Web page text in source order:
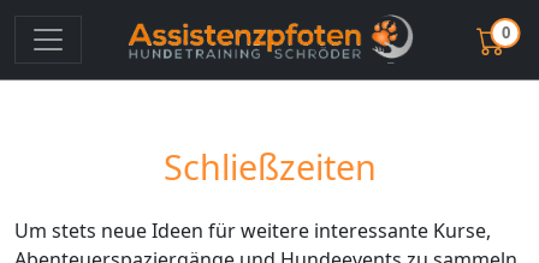
0
Schließzeiten
Um stets neue Ideen für weitere interessante Kurse,